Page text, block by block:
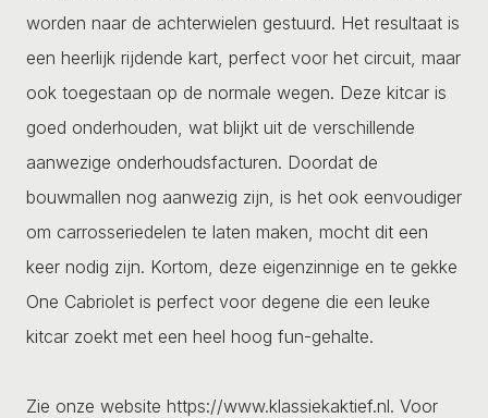
worden naar de achterwielen gestuurd. Het resultaat is
een heerlijk rijdende kart, perfect voor het circuit, maar
ook toegestaan op de normale wegen. Deze kitcar is
goed onderhouden, wat blijkt uit de verschillende
aanwezige onderhoudsfacturen. Doordat de
bouwmallen nog aanwezig zijn, is het ook eenvoudiger
om carrosseriedelen te laten maken, mocht dit een
keer nodig zijn. Kortom, deze eigenzinnige en te gekke
One Cabriolet is perfect voor degene die een leuke
kitcar zoekt met een heel hoog fun-gehalte.
Zie onze website https://www.klassiekaktief.nl. Voor